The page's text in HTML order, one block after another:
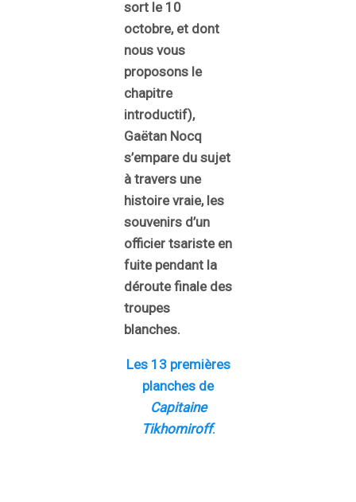
sort le 10
octobre, et dont
nous vous
proposons le
chapitre
introductif),
Gaëtan Nocq
s’empare du sujet
à travers une
histoire vraie, les
souvenirs d’un
officier tsariste en
fuite pendant la
déroute finale des
troupes
blanches.
Les 13 premières
planches de
Capitaine
Tikhomiroff.